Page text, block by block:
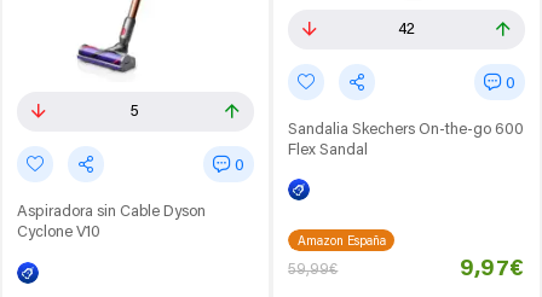
5
0
Aspiradora sin Cable Dyson
Cyclone V10
42
0
Sandalia Skechers On-the-go 600
Flex Sandal
Amazon España
59,99€ 9,97€